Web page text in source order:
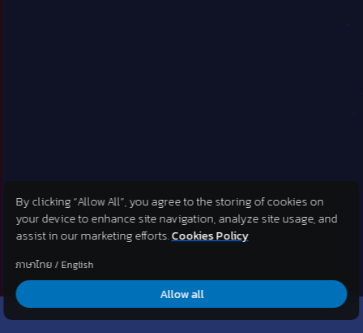
By clicking “Allow All”, you agree to the storing of cookies on
your device to enhance site navigation, analyze site usage, and
assist in our marketing efforts.Cookies Policy
ภาษาไทย / English
Allow all